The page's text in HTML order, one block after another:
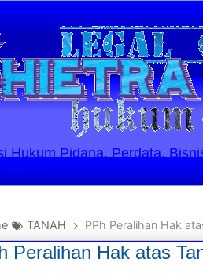
Hukum Pidana, Perdata,
TANAH PPh Peralihan Hak
Peralihan Hak atas